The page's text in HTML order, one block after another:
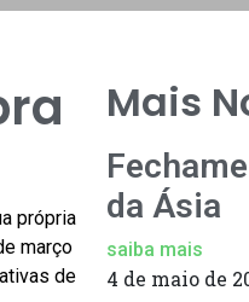
própria
março
de
Mais
da Ásia
saiba mais
4 de maio de